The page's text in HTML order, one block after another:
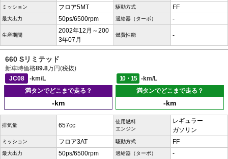
ミッション フロア5MT 駆動方式 FF
最大出力 50ps/6500rpm 過給器（ターボ） -
生産期間
2002年12月～200
3年07月
燃費性能 -
660 Sリミテッド
新車時価格89.8万円(税抜)
JC08
-km/L 10・15
-km/L
満タンでどこまで走る？
-km
満タンでどこまで走る？
-km
排気量 657cc
使用燃料
エンジン
レギュラー
ガソリン
ミッション フロア3AT 駆動方式 FF
最大出力 50ps/6500rpm 過給器（ターボ） -